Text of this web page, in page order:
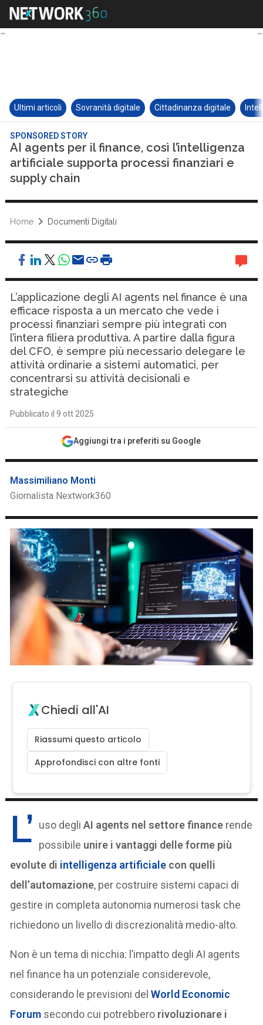
Ultimi articoli Sovranità digitale Cittadinanza digitale
SPONSORED STORY
AI agents per il finance, così l’intelligenza
artificiale supporta processi finanziari e
supply chain
Home Documenti Digitali
L’applicazione degli AI agents nel finance è una
efficace risposta a un mercato che vede i
processi finanziari sempre più integrati con
l’intera filiera produttiva. A partire dalla figura
del CFO, è sempre più necessario delegare le
attività ordinarie a sistemi automatici, per
concentrarsi su attività decisionali e
strategiche
Pubblicato il 9 ott 2025
Aggiungi tra i preferiti su Google
Massimiliano Monti
Giornalista Nextwork360
Chiedi all'AI
Riassumi questo articolo
Approfondisci con altre fonti
L’ uso degliAI agents nel settore finance rende
possibile unire i vantaggi delle forme più
evolute di intelligenza artificiale con quelli
dell’automazione, per costruire sistemi capaci di
gestire in completa autonomia numerosi task che
richiedono un livello di discrezionalità medio-alto.
Non è un tema di nicchia: l’impatto degli AI agents
nel finance ha un potenziale considerevole,
considerando le previsioni delWorld Economic
Forum secondo cui potrebbero rivoluzionare i